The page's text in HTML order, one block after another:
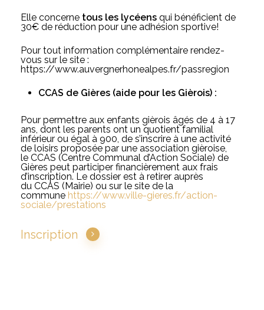
Elle concerne tous les lycéensqui bénéficient de
30€ de réduction pour une adhésion sportive!
Pour tout information complémentaire rendez-
vous sur le site :
https://www.auvergnerhonealpes.fr/passregion
CCAS de Gières (aide pour les Gièrois) :
Pour permettre aux enfants gièrois âgés de 4 à 17
ans, dont les parents ont un quotient familial
inférieur ou égal à 900, de s’inscrire à une activité
de loisirs proposée par une association gièroise,
le CCAS (Centre Communal d’Action Sociale) de
Gières peut participer financièrement aux frais
d’inscription. Le dossier est à retirer auprès
du CCAS (Mairie) ou sur le site de la
commune https://www.ville-gieres.fr/action-
sociale/prestations
Inscription